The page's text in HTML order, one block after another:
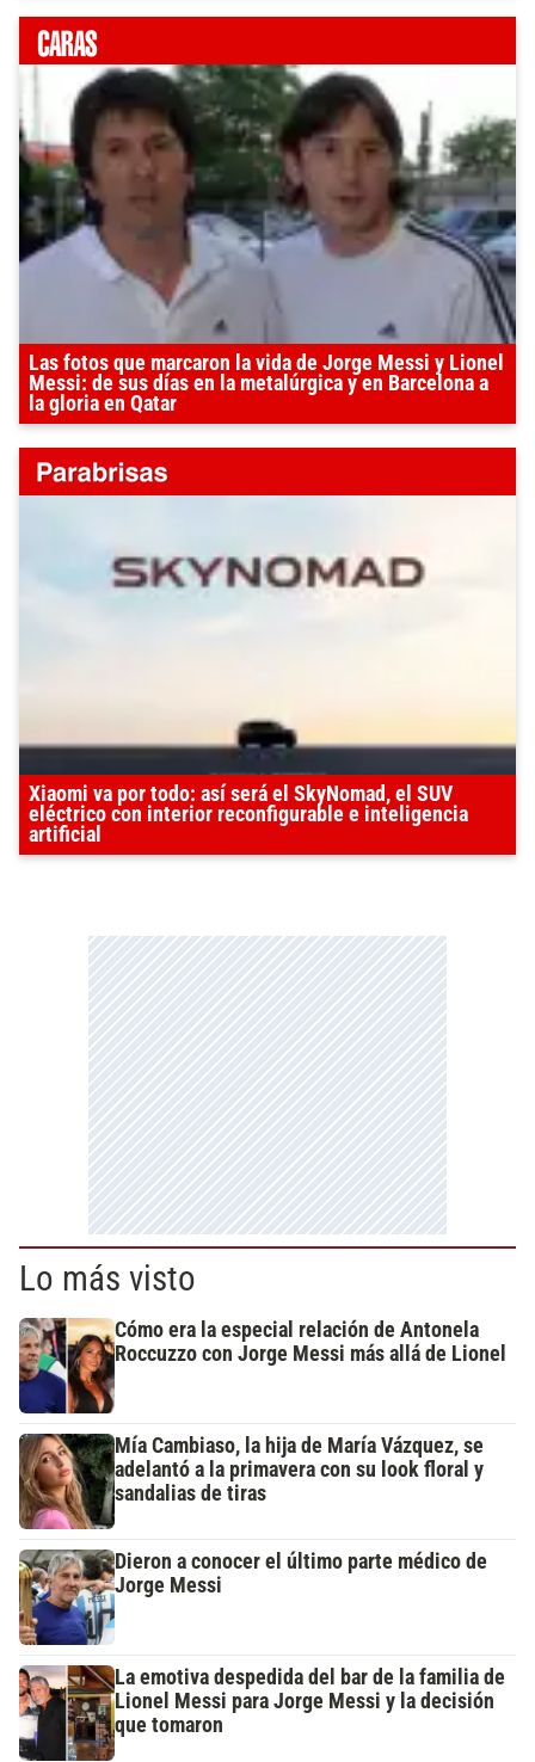
Las fotos que marcaron la vida de Jorge Messi y Lionel
Messi: de sus días en la metalúrgica y en Barcelona a
la gloria en Qatar
Xiaomi va por todo: así será el SkyNomad, el SUV
eléctrico con interior reconfigurable e inteligencia
artificial
Lo más visto
Cómo era la especial relación de Antonela
Roccuzzo con Jorge Messi más allá de Lionel
Mía Cambiaso, la hija de María Vázquez, se
adelantó a la primavera con su look floral y
sandalias de tiras
Dieron a conocer el último parte médico de
Jorge Messi
La emotiva despedida del bar de la familia de
Lionel Messi para Jorge Messi y la decisión
que tomaron